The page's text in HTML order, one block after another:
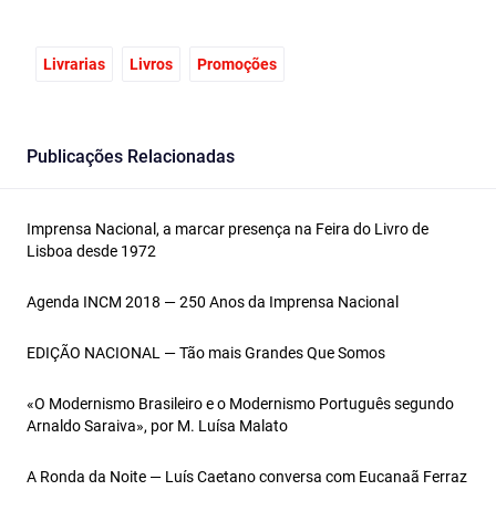
Livrarias Livros Promoções
Publicações Relacionadas
Imprensa Nacional, a marcar presença na Feira do Livro de
Lisboa desde 1972
Agenda INCM 2018 — 250 Anos da Imprensa Nacional
EDIÇÃO NACIONAL — Tão mais Grandes Que Somos
«O Modernismo Brasileiro e o Modernismo Português segundo
Arnaldo Saraiva», por M. Luísa Malato
A Ronda da Noite — Luís Caetano conversa com Eucanaã Ferraz